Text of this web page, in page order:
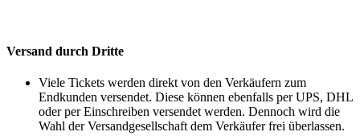
Versand durch Dritte
Viele Tickets werden direkt von den Verkäufern zum
Endkunden versendet. Diese können ebenfalls per UPS, DHL
oder per Einschreiben versendet werden. Dennoch wird die
Wahl der Versandgesellschaft dem Verkäufer frei überlassen.